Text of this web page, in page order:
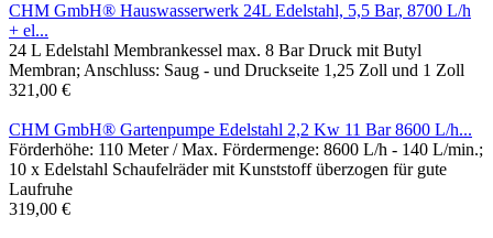
CHM GmbH® Hauswasserwerk 24L Edelstahl, 5,5 Bar, 8700 L/h
+ el...
24 L Edelstahl Membrankessel max. 8 Bar Druck mit Butyl
Membran; Anschluss: Saug - und Druckseite 1,25 Zoll und 1 Zoll
321,00 €
CHM GmbH® Gartenpumpe Edelstahl 2,2 Kw 11 Bar 8600 L/h...
Förderhöhe: 110 Meter / Max. Fördermenge: 8600 L/h - 140 L/min.;
10 x Edelstahl Schaufelräder mit Kunststoff überzogen für gute
Laufruhe
319,00 €